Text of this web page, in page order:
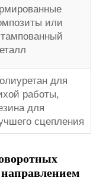
или
для
работы,
для
сцепления